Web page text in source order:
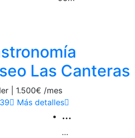
Las Canteras
| 1.500€ /mes
Más detalles
…
…